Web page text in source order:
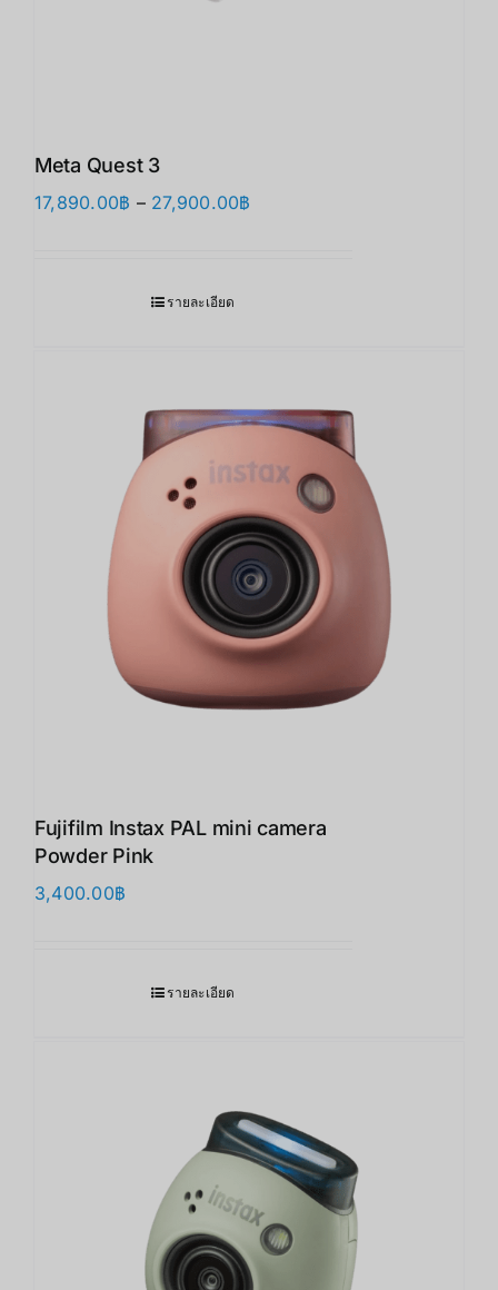
Meta Quest 3
17,890.00฿ – 27,900.00฿
รายละเอียด
Fujifilm Instax PAL mini camera
Powder Pink
3,400.00฿
รายละเอียด